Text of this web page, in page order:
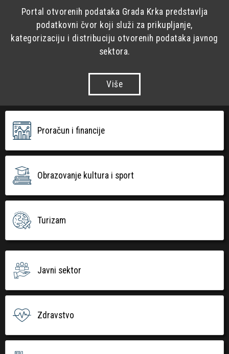
Portal otvorenih podataka Grada Krka predstavlja
podatkovni čvor koji služi za prikupljanje,
kategorizaciju i distribuciju otvorenih podataka javnog
sektora.
Više
Proračun i financije
Obrazovanje kultura i sport
Turizam
Javni sektor
Zdravstvo